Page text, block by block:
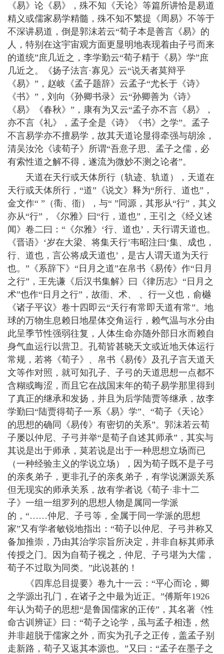
《易》论《易》，殊不知《天论》等篇所讲恰是易道
精义或儒家易学精髓，殊不知不繁提《周易》不等于
不深讲易道，倒是郭沫若云“荀子本是善言《易》的
人，特别在这宇宙观方面更显明地表现着由子弓而来
的道统”庶几近之，李学勤云“荀子精于《易》学”庶
几近之。《扬子法言·寡见》云“说天者莫辩乎
《易》”，赵岐《孟子题辞》云孟子“尤长于《诗》
《书》”，刘向《孙卿书录》云“孙卿善为《诗》
《易》《春秋》”，康有为又云“孟子亦不言《易》，
亦不言《礼》，孟子全是《诗》《书》之学”。孟子
不言易学亦不擅易学，故其天道论显得牵强与胡涂，
清吴汝沦《读荀子》所谓“吾意子思、孟子之儒，必
有索性道之解不得，遂流为微妙不测之论者”。
天道在天行或天体所行（轨迹、轨道），天道在
天行或天体所行，“道”《说文》释为“所行、道也”，
金文作“ ”（衟、衜），与“ ”同源，其形从“行”，其义
亦从“行”，《尔雅》曰“行，道也”，王引之《经义述
闻》卷二曰：“《尔雅》‘行、道也’，天行谓天道也。
《晋语》‘岁在大梁、将集天行’韦昭注曰‘集、成也，
行、道也，言公将成天道也’，是古人谓天道为天行
也。”《系辞下》“日月之道”在帛书《易传》作“日月
之行”，王先谦《后汉书集解》曰《律历志》“日月之
术”也作“日月之行”，故衜、术、 、行一义也，俞樾
《诸子平议》卷十四即云“天行有常即天道有常”。地
球的万物生息赖日地星体交角运行，赖气温与水分由
此呈季节性强弱往复，人体生命亦随外部日水而赖自
身气血运行以营卫。孔荀皆甚晓天文或近地天体运行
常规，若将《荀子》、帛书《易传》及孔子言天道天
文等作对照，就可知孔子、子弓的天道思想一点都不
含糊或晦涩，而且它在战国末年的荀子易学那里得到
了真正的继承和发扬，并且为后学陆贾等继承，故李
学勤曰“陆贾得荀子一系《易》学”、“荀子《天论》
的思想的确同《易传》有密切的关系”。郭沫若云荀
子屡以仲尼、子弓并举“是荀子自述其师承”，其实与
其说是出于师承，莫若说是出于一种思想立场而已
（一种经验主义的学说立场），因为荀子既不是子弓
的亲炙弟子，更非孔子的亲炙弟子，有学说渊源关系
但无现实的师承关系，故有学者说《荀子·非十二
子》一组一组罗列的思想人物是属同一学派
的，“……仲尼、子弓等，全属于同一学派的思想
家”又有学者敏锐地指出：“荀子以仲尼、子弓并称又
备加推崇，乃由其治学宗旨所决定，并非自标其师承
传授之门。因为自荀子视之，仲尼、子弓堪为大儒，
荀子不过取为同类。”此说甚的！
《四库总目提要》卷九十一云：“平心而论，卿
之学源出孔门，在诸子之中最为近正。”傅斯年1926
年认为荀子的思想“是鲁国儒家的正传”，其名著《性
命古训辨证》曰：“荀子之论学，虽与孟子相违，然
并非超脱于儒家之外，而实为孔子之正传，盖孟子别
走新路，荀子又返其本源也。”又曰：“孟子在墨子之